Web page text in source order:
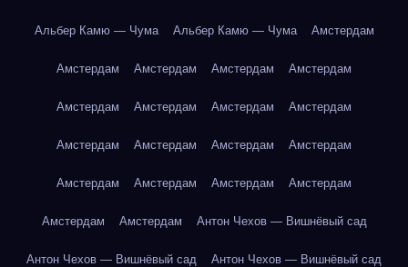
Альбер Камю — Чума Альбер Камю — Чума Амстердам
Амстердам Амстердам Амстердам Амстердам
Амстердам Амстердам Амстердам Амстердам
Амстердам Амстердам Амстердам Амстердам
Амстердам Амстердам Амстердам Амстердам
Амстердам Амстердам Антон Чехов — Вишнёвый сад
Антон Чехов — Вишнёвый сад Антон Чехов — Вишнёвый сад